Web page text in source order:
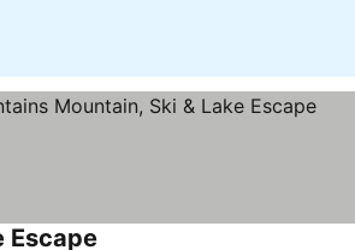
Escape